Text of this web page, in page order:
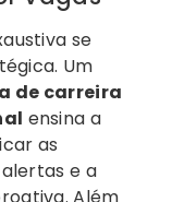
se
Um
de carreira
ensina a
as
e a